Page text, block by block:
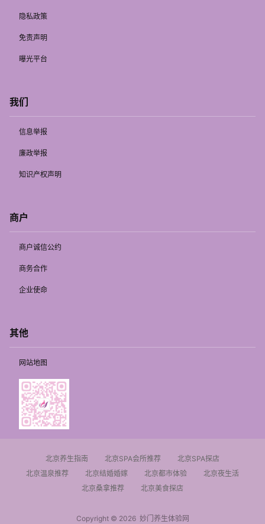
隐私政策
免责声明
曝光平台
我们
信息举报
廉政举报
知识产权声明
商户
商户诚信公约
商务合作
企业使命
其他
网站地图
北京养生指南 北京SPA会所推荐
北京SPA探店
北京温泉推荐
北京结婚婚嫁 北京都市体验
北京夜生活
北京桑拿推荐
北京美食探店
Copyright © 2026妙门养生体验网